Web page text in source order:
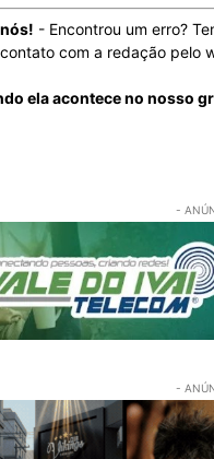
- Encontrou um erro?
com a redação pelo
ela acontece no nosso
-
-